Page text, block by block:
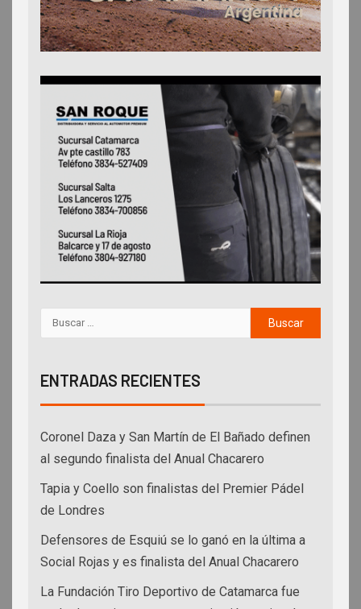
ENTRADAS RECIENTES
Coronel Daza y San Martín de El Bañado definen
al segundo finalista del Anual Chacarero
Tapia y Coello son finalistas del Premier Pádel
de Londres
Defensores de Esquiú se lo ganó en la última a
Social Rojas y es finalista del Anual Chacarero
La Fundación Tiro Deportivo de Catamarca fue